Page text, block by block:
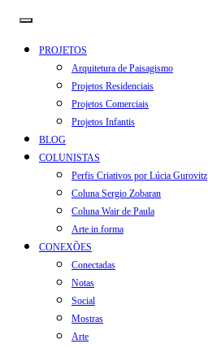
PROJETOS
Arquitetura de Paisagismo
Projetos Residenciais
Projetos Comerciais
Projetos Infantis
BLOG
COLUNISTAS
Perfis Criativos por Lúcia Gurovitz
Coluna Sergio Zobaran
Coluna Wair de Paula
Arte.in.forma
CONEXÕES
Conectadas
Notas
Social
Mostras
Arte